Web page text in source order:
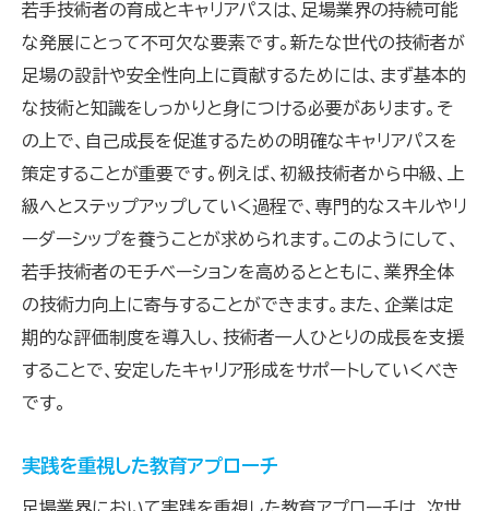
若手技術者の育成とキャリアパスは、足場業界の持続可能
な発展にとって不可欠な要素です。新たな世代の技術者が
足場の設計や安全性向上に貢献するためには、まず基本的
な技術と知識をしっかりと身につける必要があります。そ
の上で、自己成長を促進するための明確なキャリアパスを
策定することが重要です。例えば、初級技術者から中級、上
級へとステップアップしていく過程で、専門的なスキルやリ
ーダーシップを養うことが求められます。このようにして、
若手技術者のモチベーションを高めるとともに、業界全体
の技術力向上に寄与することができます。また、企業は定
期的な評価制度を導入し、技術者一人ひとりの成長を支援
することで、安定したキャリア形成をサポートしていくべき
です。
実践を重視した教育アプローチ